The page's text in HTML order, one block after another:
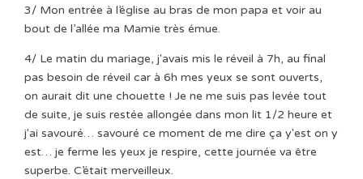
3/ Mon entrée à l’église au bras de mon papa et voir au
bout de l’allée ma Mamie très émue.
4/ Le matin du mariage, j'avais mis le réveil à 7h, au final
pas besoin de réveil car à 6h mes yeux se sont ouverts,
on aurait dit une chouette ! Je ne me suis pas levée tout
de suite, je suis restée allongée dans mon lit 1/2 heure et
j'ai savouré… savouré ce moment de me dire ça y'est on y
est… je ferme les yeux je respire, cette journée va être
superbe. C’était merveilleux.